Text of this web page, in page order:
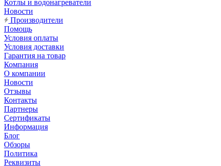
Котлы и водонагреватели
Новости
Производители
Помощь
Условия оплаты
Условия доставки
Гарантия на товар
Компания
О компании
Новости
Отзывы
Контакты
Партнеры
Сертификаты
Информация
Блог
Обзоры
Политика
Реквизиты